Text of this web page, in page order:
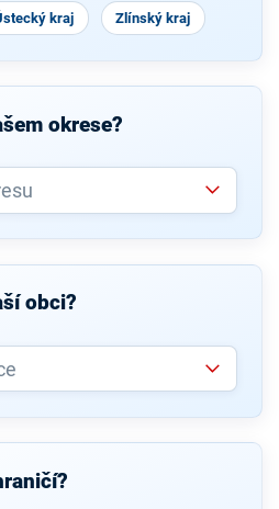
kraj Zlínský kraj
okrese?
obci?